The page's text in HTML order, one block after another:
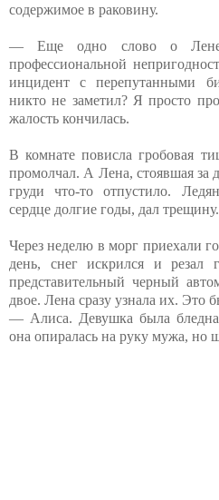
содержимое в раковину.
— Еще одно слово о
профессиональной
инцидент с перепутанными
никто не заметил? Я просто
жалость кончилась.
В комнате повисла гробовая
промолчал. А Лена, стоявшая за
груди что-то отпустило.
сердце долгие годы, дал трещину.
Через неделю в морг приехали
день, снег искрился и резал
представительный черный
двое. Лена сразу узнала их.
— Алиса. Девушка была бледна,
она опиралась на руку мужа, но